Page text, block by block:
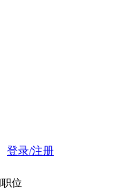
登录/注册
位